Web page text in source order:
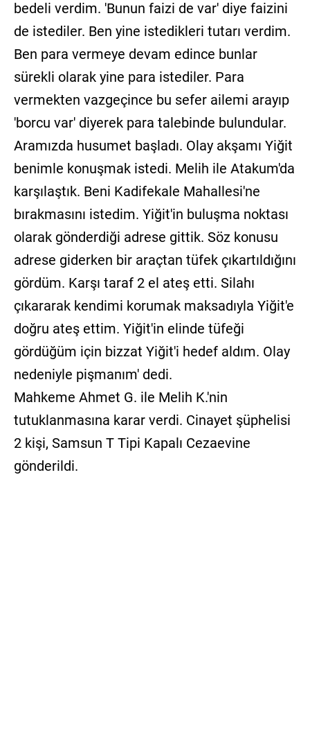
bedeli verdim. 'Bunun faizi de var' diye faizini
de istediler. Ben yine istedikleri tutarı verdim.
Ben para vermeye devam edince bunlar
sürekli olarak yine para istediler. Para
vermekten vazgeçince bu sefer ailemi arayıp
'borcu var' diyerek para talebinde bulundular.
Aramızda husumet başladı. Olay akşamı Yiğit
benimle konuşmak istedi. Melih ile Atakum'da
karşılaştık. Beni Kadifekale Mahallesi'ne
bırakmasını istedim. Yiğit'in buluşma noktası
olarak gönderdiği adrese gittik. Söz konusu
adrese giderken bir araçtan tüfek çıkartıldığını
gördüm. Karşı taraf 2 el ateş etti. Silahı
çıkararak kendimi korumak maksadıyla Yiğit'e
doğru ateş ettim. Yiğit'in elinde tüfeği
gördüğüm için bizzat Yiğit'i hedef aldım. Olay
nedeniyle pişmanım' dedi.
Mahkeme Ahmet G. ile Melih K.'nin
tutuklanmasına karar verdi. Cinayet şüphelisi
2 kişi, Samsun T Tipi Kapalı Cezaevine
gönderildi.